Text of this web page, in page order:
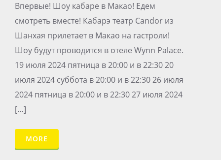
Впервые! Шоу кабаре в Макао! Едем
смотреть вместе! Кабарэ театр Candor из
Шанхая прилетает в Макао на гастроли!
Шоу будут проводится в отеле Wynn Palace.
19 июля 2024 пятница в 20:00 и в 22:30 20
июля 2024 суббота в 20:00 и в 22:30 26 июля
2024 пятница в 20:00 и в 22:30 27 июля 2024
[…]
MORE